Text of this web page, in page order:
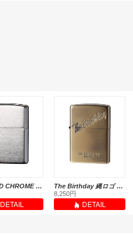
BRUSHED CHROME / クローム サテーナ
DETAIL
The Birthday 縄ロゴ ブラス シリアルナンバー入り(期間限定生産品)
8,250円
DETAIL